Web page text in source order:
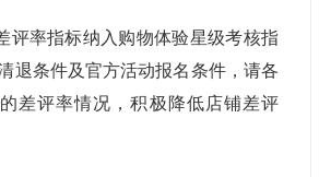
评率指标纳入购物体验星级考核指
退条件及官方活动报名条件，请各
差评率情况，积极降低店铺差评